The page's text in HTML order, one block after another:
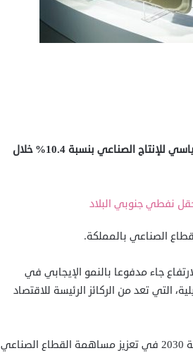
أعلنت الهيئة العامة للإحصاء في السعودية، تسجيل ارتفاع في الرقم القياسي للإنتاج الصناعي بنسبة 10.4% خلال
نفطي جنوبي البلاد
الصناعي بالمملكة.
جاء مدفوعا بالنمو الإيجابي في
التي تعد من الركائز الرئيسة للاقتصاد
وأشارت إلى أن تحسن هذه الأنشطة ينسجم مع مستهدفات رؤية المملكة 2030 في تعزيز مساهمة القطاع الصناعي